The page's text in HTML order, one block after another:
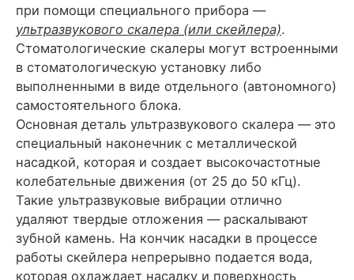
при помощи специального прибора —
ультразвукового скалера (или скейлера).
Стоматологические скалеры могут встроенными
в стоматологическую установку либо
выполненными в виде отдельного (автономного)
самостоятельного блока.
Основная деталь ультразвукового скалера — это
специальный наконечник с металлической
насадкой, которая и создает высокочастотные
колебательные движения (от 25 до 50 кГц).
Такие ультразвуковые вибрации отлично
удаляют твердые отложения — раскалывают
зубной камень. На кончик насадки в процессе
работы скейлера непрерывно подается вода,
которая охлаждает насадку и поверхность